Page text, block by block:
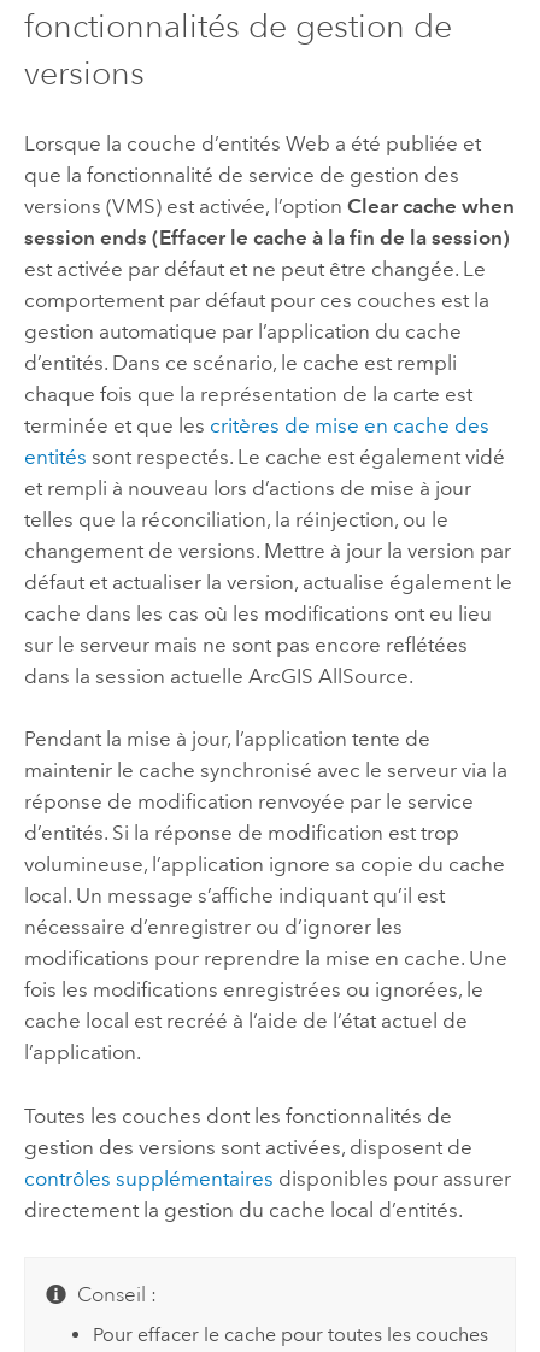
fonctionnalités de gestion de
versions
Lorsque la couche d’entités Web a été publiée et
que la fonctionnalité de service de gestion des
versions (VMS) est activée, l’option Clear cache when
session ends (Effacer le cache à la fin de la session)
est activée par défaut et ne peut être changée‎. Le
comportement par défaut pour ces couches est la
gestion automatique par l’application du cache
d’entités. Dans ce scénario, le cache est rempli
chaque fois que la représentation de la carte est
terminée et que les critères de mise en cache des
entités sont respectés. Le cache est également vidé
et rempli à nouveau lors d’actions de mise à jour
telles que la réconciliation, la réinjection, ou le
changement de versions. Mettre à jour la version par
défaut et actualiser la version, actualise également le
cache dans les cas où les modifications ont eu lieu
sur le serveur mais ne sont pas encore reflétées
dans la session actuelle ArcGIS AllSource‎.
Pendant la mise à jour, l’application tente de
maintenir le cache synchronisé avec le serveur via la
réponse de modification renvoyée par le service
d’entités. Si la réponse de modification est trop
volumineuse, l’application ignore sa copie du cache
local. Un message s’affiche indiquant qu’il est
nécessaire d’enregistrer ou d’ignorer les
modifications pour reprendre la mise en cache. Une
fois les modifications enregistrées ou ignorées, le
cache local est recréé à l’aide de l’état actuel de
l’application.
Toutes les couches dont les fonctionnalités de
gestion des versions sont activées, disposent de
contrôles supplémentaires disponibles pour assurer
directement la gestion du cache local d’entités.
Conseil :
Pour effacer le cache pour toutes les couches